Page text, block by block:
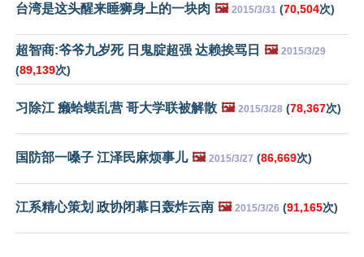
台湾是这头醒来睡狮身上的一块肉 🖼️ 2015/3/31 (70,504次)
超智商:爷爷九岁死 日鬼腚超强 达赖挨骂日 🖼️ 2015/3/29
(89,139次)
习除江 癞蛤蟆乱营 哥大学联被解散 🖼️ 2015/3/28 (78,367次)
国防部一嗓子 江泽民麻烦事儿 🖼️ 2015/3/27 (86,669次)
江系精心策划 政协闭幕日轰炸云南 🖼️ 2015/3/26 (91,165次)